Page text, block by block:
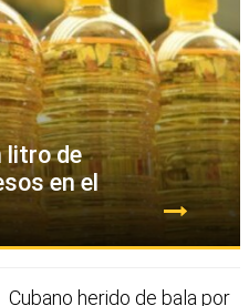
litro de
en el
Cubano herido de bala por